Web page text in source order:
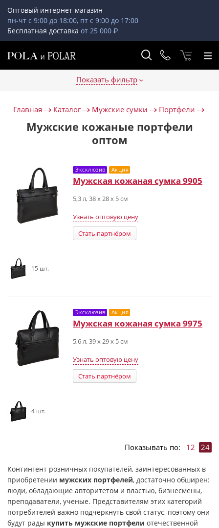
Оптовый интернет-магазин
пн-чт с 9:00 до 18:00, пт с 9:00 до 17:00
Бесплатная доставка от 25 000 ₽
Показать фильтр
Главная Каталог Мужские сумки Портфели
Мужские кожаные портфели
оптом
Эксклюзив Акция
Мужская кожаная сумка 9905
5,3 л, 38 х 28 х 5 см
Узнать оптовую цену
Стать партнёром
15 шт.
Эксклюзив Акция
Мужская кожаная сумка 9975
5,6 л, 39 х 29 х 5 см
Узнать оптовую цену
Стать партнёром
4 шт.
Показывать по: 12 24
Контингент розничных покупателей, заинтересованных в
приобретении мужских портфелей, достаточно обширен:
люди, обладающие авторитетом и властью, бизнесмены,
преподаватели, ученые. Представителям этих категорий
потребителей важно подчеркнуть свой статус, поэтому они
будут рады купить мужские портфели отечественной